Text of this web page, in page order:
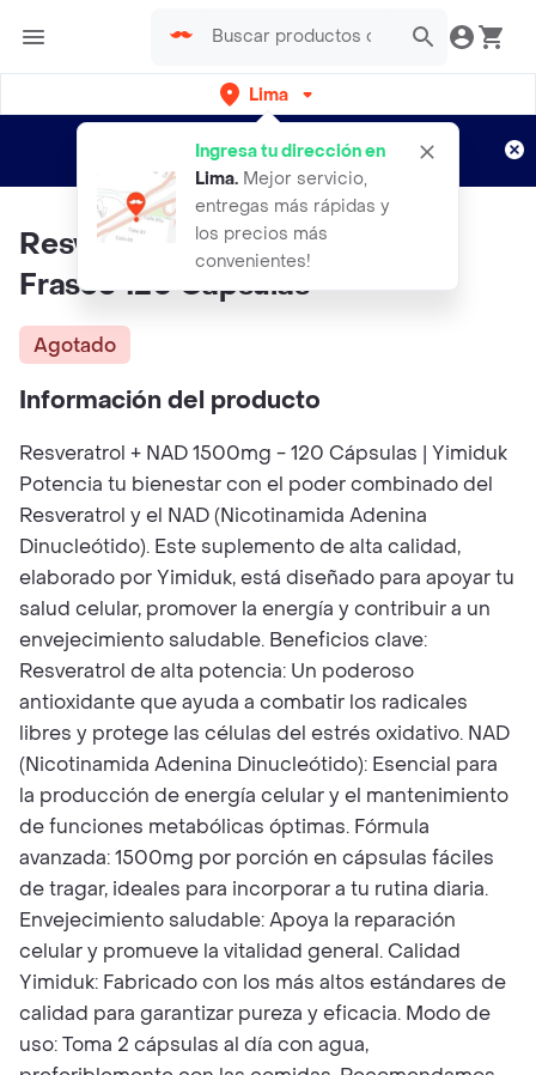
Lima
Ingresa tu dirección en
Lima. Mejor servicio,
entregas más rápidas y
los precios más
convenientes!
envíos gratis por semanas
Aplican TyC
Resveratrol + Nad 1500mg En
Frasco 120 Cápsulas
Agotado
Información del producto
Resveratrol + NAD 1500mg - 120 Cápsulas | Yimiduk
Potencia tu bienestar con el poder combinado del
Resveratrol y el NAD (Nicotinamida Adenina
Dinucleótido). Este suplemento de alta calidad,
elaborado por Yimiduk, está diseñado para apoyar tu
salud celular, promover la energía y contribuir a un
envejecimiento saludable. Beneficios clave:
Resveratrol de alta potencia: Un poderoso
antioxidante que ayuda a combatir los radicales
libres y protege las células del estrés oxidativo. NAD
(Nicotinamida Adenina Dinucleótido): Esencial para
la producción de energía celular y el mantenimiento
de funciones metabólicas óptimas. Fórmula
avanzada: 1500mg por porción en cápsulas fáciles
de tragar, ideales para incorporar a tu rutina diaria.
Envejecimiento saludable: Apoya la reparación
celular y promueve la vitalidad general. Calidad
Yimiduk: Fabricado con los más altos estándares de
calidad para garantizar pureza y eficacia. Modo de
uso: Toma 2 cápsulas al día con agua,